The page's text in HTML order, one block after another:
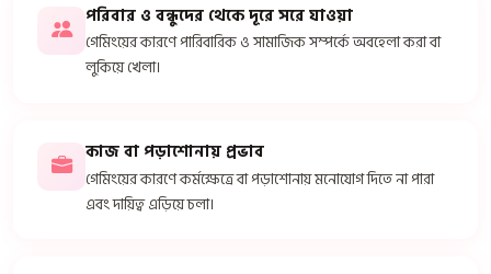
পরিবার ও বন্ধুদের থেকে দূরে সরে যাওয়া
গেমিংয়ের কারণে পারিবারিক ও সামাজিক সম্পর্কে অবহেলা করা বা
লুকিয়ে খেলা।
কাজ বা পড়াশোনায় প্রভাব
গেমিংয়ের কারণে কর্মক্ষেত্রে বা পড়াশোনায় মনোযোগ দিতে না পারা
এবং দায়িত্ব এড়িয়ে চলা।